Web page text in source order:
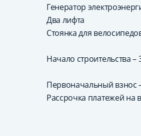
Генератор
Два лифта
Стоянка для
Начало строительства –
Первоначальный взнос
Рассрочка платежей на